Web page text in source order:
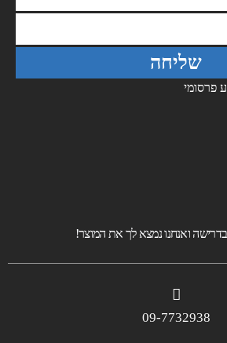
פרסומי
שליחה
ואנחנו נמצא לך את המוצר!
09-7732938